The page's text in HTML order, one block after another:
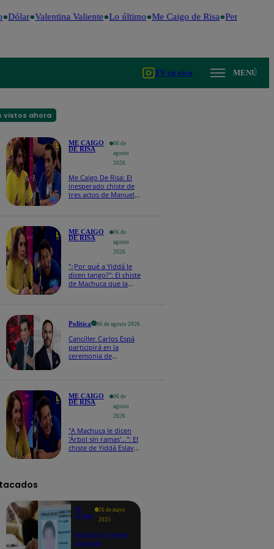
Dólar Valentina Valiente Lo último Me Caigo de Risa Perú Decide
TV en vivo MENÚ
vistos ahora
ME CAIGO
DE RISA
06 de
agosto
2026
Me Caigo De Risa: El
inesperado chiste de
tres actos de Manuel
ME CAIGO
DE RISA
06 de
agosto
2026
"¿Por qué a Yiddá le
dicen tango?": El chiste
de Machuca que la
Política 06 de agosto 2026
Canciller Carlos Espá
participirá en la
ceremonia de
ME CAIGO
DE RISA
06 de
agosto
2026
"A Machuca le dicen
'Árbol sin ramas'...": El
chiste de Yiddá Eslava
Te
ayudo
26 de mayo
2025
Revisa si tienes
deudas